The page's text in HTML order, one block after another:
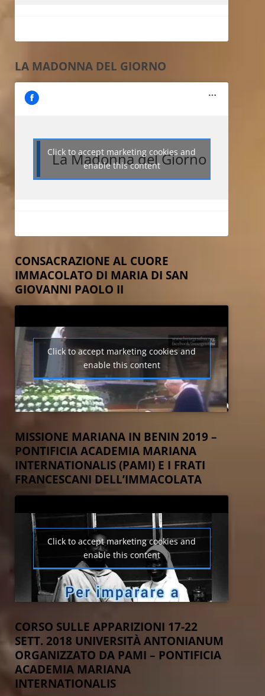
LA MADONNA DEL GIORNO
La Madonna del Giorno
Click to accept marketing cookies and
enable this content
CONSACRAZIONE AL CUORE
IMMACOLATO DI MARIA DI SAN
GIOVANNI PAOLO II
Click to accept marketing cookies and
enable this content
MISSIONE MARIANA IN BENIN 2019 –
PONTIFICIA ACADEMIA MARIANA
INTERNATIONALIS (PAMI) E I FRATI
FRANCESCANI DELL’IMMACOLATA
Click to accept marketing cookies and
enable this content
CORSO SULLE APPARIZIONI 17-22
SETT. 2018 UNIVERSITÀ ANTONIANUM
ORGANIZZATO DA PAMI – PONTIFICIA
ACADEMIA MARIANA
INTERNATIONALIS